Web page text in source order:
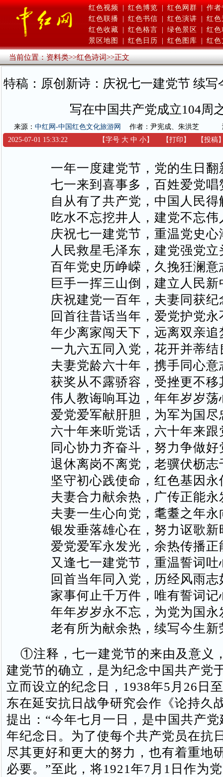
红色视频 | 红色博览 | 红色网群 | 作者
红色联播
红色书信 红色演讲
红色
红色收藏
红色格言 绿色景区
红色
景区地图
红色日历 红色图库 红色
当前位置：资料类>>红色诗词>>正文
特稿：原创新诗：庆祝七一建党节 续
写在中国共产党成立104周
来源： 中红网-中国红色文化旅游网 作者：尹宪成、朱洪芝
2025-07-01 15:33:22
【字号 大 中 小】 【打印 】 【投稿
一年一度建党节，党的生日翻
七一来到喜事多，百姓爱党唱
自从有了共产党，中国人民得
吃水不忘挖井人，建党不忘伟
庆祝七一建党节，重温党史心
人民救星毛泽东，建党强党立
百年党史历峥嵘，久挽狅澜意
巨手一挥三山倒，建立人民新
庆祝建党一百年，夫妻同获纪
回首往昔话当年，爱党护党永
年少离家闯天下，远离双亲追
一九六五同入党，花开并蒂结
夫妻党龄六十年，携手同心意
获奖从不露骄容，受挫更不移
伟人教诲响耳边，年年岁岁荡
爱党爱军献肝胆，为军为国尽
六十年来听党话，六十年来跟
同心协力齐奋斗，努力争做好
退休离岗不离党，老骥伏枥志
坚守初心践使命，红色基因永
夫妻合力献余热，广传正能永
夫妻一生心向党，耄耋之年永
银发垂落雄心在，努力讴歌新
爱党爱军永发光，余热传播正
又逢七一建党节，重温誓词吐
回首当年同入党，历经风雨志
家事何止千万件，唯有誓词记
年年岁岁永不忘，为党为国永
老有所为献余热，续写今生新
①注释，七一建党节的来由及意义
建党节的确立，是为纪念中国共产党
立而设立的纪念日，1938年5月26日
东在延安抗日战争研究会作《论持久
提出：“今年七月一日，是中国共产
年纪念日。为了使每个共产党员在抗
尽其更好和更大的努力，也有着重地
必要。”至此，将1921年7月1日作为